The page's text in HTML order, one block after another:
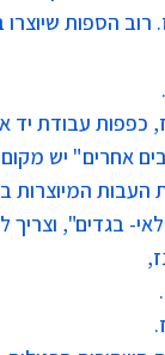
כפפות עבודת יד
אחרים" יש
העבות המיוצרות
בגדים", וצריך